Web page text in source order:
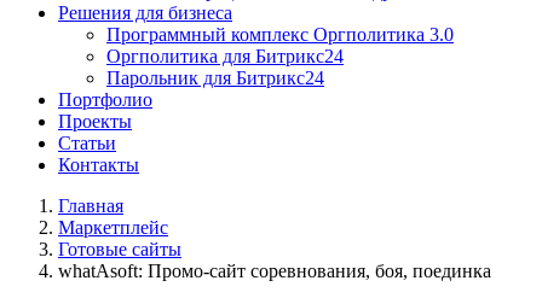
Решения для бизнеса
Программный комплекс Оргполитика 3.0
Оргполитика для Битрикс24
Парольник для Битрикс24
Портфолио
Проекты
Статьи
Контакты
Главная
Маркетплейс
Готовые сайты
whatAsoft: Промо-сайт соревнования, боя, поединка